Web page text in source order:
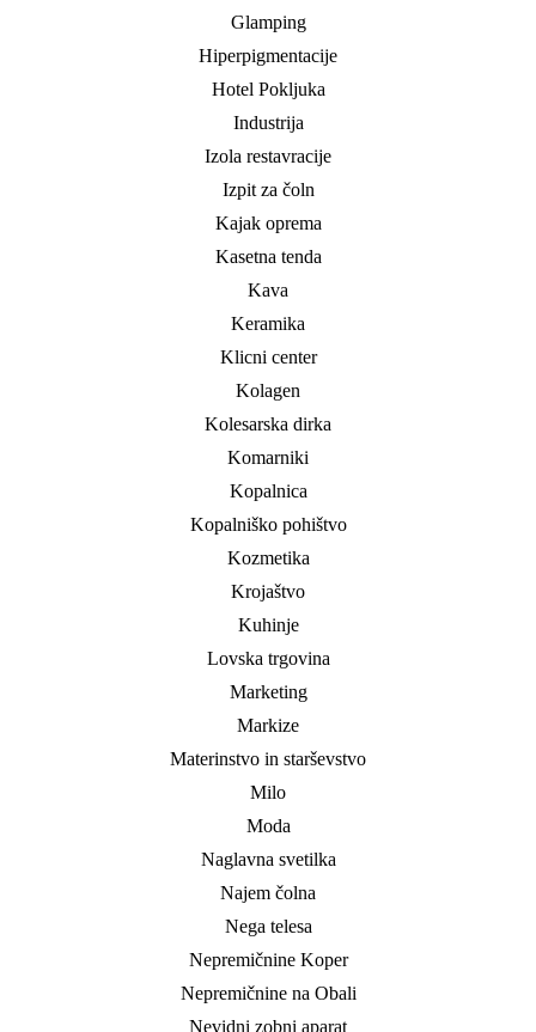
Glamping
Hiperpigmentacije
Hotel Pokljuka
Industrija
Izola restavracije
Izpit za čoln
Kajak oprema
Kasetna tenda
Kava
Keramika
Klicni center
Kolagen
Kolesarska dirka
Komarniki
Kopalnica
Kopalniško pohištvo
Kozmetika
Krojaštvo
Kuhinje
Lovska trgovina
Marketing
Markize
Materinstvo in starševstvo
Milo
Moda
Naglavna svetilka
Najem čolna
Nega telesa
Nepremičnine Koper
Nepremičnine na Obali
Nevidni zobni aparat